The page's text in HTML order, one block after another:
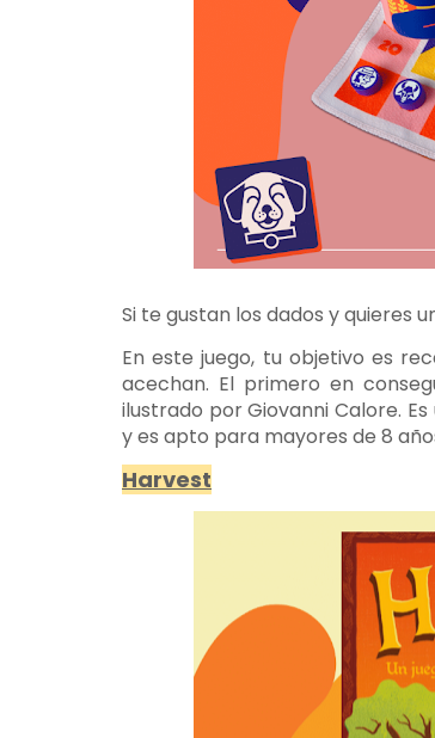
Si te gustan los dados y quieres
En este juego, tu objetivo es
acechan. El primero en
ilustrado por Giovanni Calore.
y es apto para mayores de 8
Harvest